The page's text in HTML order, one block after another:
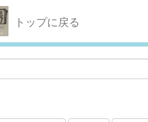
トップに戻る